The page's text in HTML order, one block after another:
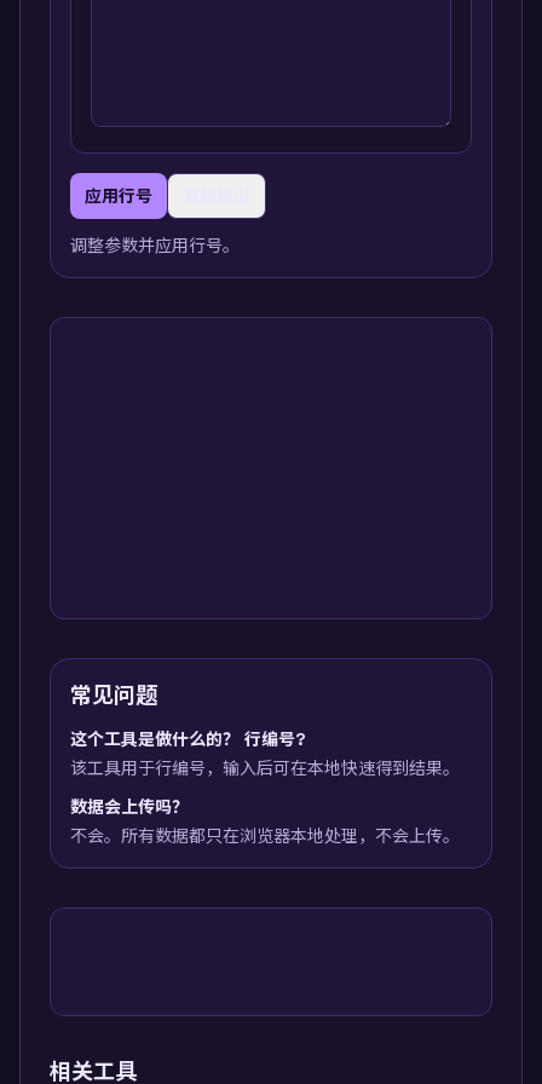
应用行号
调整参数并应用行号。
常见问题
这个工具是做什么的？ 行编号?
该工具用于行编号，输入后可在本地快速得到结果。
数据会上传吗？
不会。所有数据都只在浏览器本地处理，不会上传。
相关工具